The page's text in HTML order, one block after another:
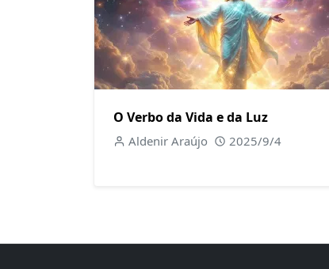
O Verbo da Vida e da Luz
Aldenir Araújo 2025/9/4